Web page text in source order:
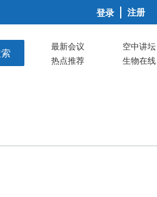
登录 注册
最新会议
空中讲坛
热点推荐
生物在线